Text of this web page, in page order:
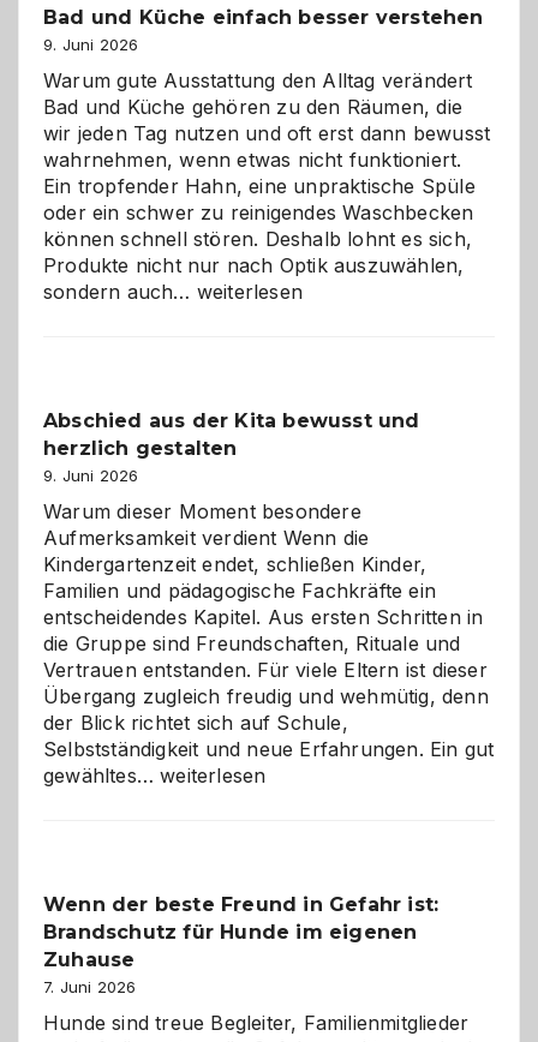
Bad und Küche einfach besser verstehen
9. Juni 2026
Warum gute Ausstattung den Alltag verändert
Bad und Küche gehören zu den Räumen, die
wir jeden Tag nutzen und oft erst dann bewusst
wahrnehmen, wenn etwas nicht funktioniert.
Ein tropfender Hahn, eine unpraktische Spüle
oder ein schwer zu reinigendes Waschbecken
können schnell stören. Deshalb lohnt es sich,
Produkte nicht nur nach Optik auszuwählen,
sondern auch… Bad
verstehen
weiterlesen
Abschied aus der Kita bewusst und
herzlich gestalten
9. Juni 2026
Warum dieser Moment besondere
Aufmerksamkeit verdient Wenn die
Kindergartenzeit endet, schließen Kinder,
Familien und pädagogische Fachkräfte ein
entscheidendes Kapitel. Aus ersten Schritten in
die Gruppe sind Freundschaften, Rituale und
Vertrauen entstanden. Für viele Eltern ist dieser
Übergang zugleich freudig und wehmütig, denn
der Blick richtet sich auf Schule,
Selbstständigkeit und neue Erfahrungen. Ein gut
gewähltes…Abschied
und
herzlich
weiterlesen
Wenn der beste Freund in Gefahr ist:
Brandschutz für Hunde im eigenen
Zuhause
7. Juni 2026
Hunde sind treue Begleiter, Familienmitglieder